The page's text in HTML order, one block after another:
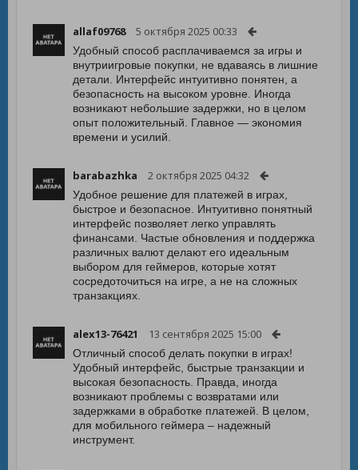
allaf09768 5 октября 2025 00:33
Удобный способ расплачиваемся за игры и
внутриигровые покупки, не вдаваясь в лишние
детали. Интерфейс интуитивно понятен, а
безопасность на высоком уровне. Иногда
возникают небольшие задержки, но в целом
опыт положительный. Главное — экономия
времени и усилий.
barabazhka 2 октября 2025 04:32
Удобное решение для платежей в играх,
быстрое и безопасное. Интуитивно понятный
интерфейс позволяет легко управлять
финансами. Частые обновления и поддержка
различных валют делают его идеальным
выбором для геймеров, которые хотят
сосредоточиться на игре, а не на сложных
транзакциях.
alex13-76421 13 сентября 2025 15:00
Отличный способ делать покупки в играх!
Удобный интерфейс, быстрые транзакции и
высокая безопасность. Правда, иногда
возникают проблемы с возвратами или
задержками в обработке платежей. В целом,
для мобильного геймера – надежный
инструмент.